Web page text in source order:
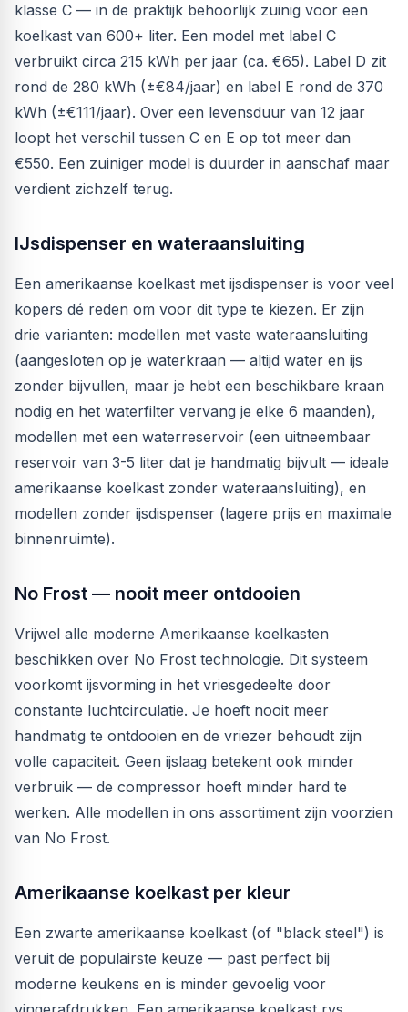
klasse C — in de praktijk behoorlijk zuinig voor een
koelkast van 600+ liter. Een model met label C
verbruikt circa 215 kWh per jaar (ca. €65). Label D zit
rond de 280 kWh (±€84/jaar) en label E rond de 370
kWh (±€111/jaar). Over een levensduur van 12 jaar
loopt het verschil tussen C en E op tot meer dan
€550. Een zuiniger model is duurder in aanschaf maar
verdient zichzelf terug.
IJsdispenser en wateraansluiting
Een amerikaanse koelkast met ijsdispenser is voor veel
kopers dé reden om voor dit type te kiezen. Er zijn
drie varianten: modellen met vaste wateraansluiting
(aangesloten op je waterkraan — altijd water en ijs
zonder bijvullen, maar je hebt een beschikbare kraan
nodig en het waterfilter vervang je elke 6 maanden),
modellen met een waterreservoir (een uitneembaar
reservoir van 3-5 liter dat je handmatig bijvult — ideale
amerikaanse koelkast zonder wateraansluiting), en
modellen zonder ijsdispenser (lagere prijs en maximale
binnenruimte).
No Frost — nooit meer ontdooien
Vrijwel alle moderne Amerikaanse koelkasten
beschikken over No Frost technologie. Dit systeem
voorkomt ijsvorming in het vriesgedeelte door
constante luchtcirculatie. Je hoeft nooit meer
handmatig te ontdooien en de vriezer behoudt zijn
volle capaciteit. Geen ijslaag betekent ook minder
verbruik — de compressor hoeft minder hard te
werken. Alle modellen in ons assortiment zijn voorzien
van No Frost.
Amerikaanse koelkast per kleur
Een zwarte amerikaanse koelkast (of "black steel") is
veruit de populairste keuze — past perfect bij
moderne keukens en is minder gevoelig voor